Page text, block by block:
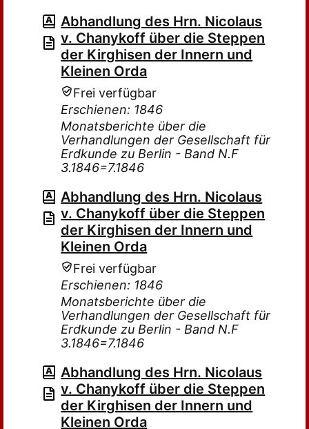
Abhandlung des Hrn. Nicolaus
v. Chanykoff über die Steppen
der Kirghisen der Innern und
Kleinen Orda
Frei verfügbar
Erschienen: 1846
Monatsberichte über die
Verhandlungen der Gesellschaft für
Erdkunde zu Berlin - Band N.F
3.1846=7.1846
Abhandlung des Hrn. Nicolaus
v. Chanykoff über die Steppen
der Kirghisen der Innern und
Kleinen Orda
Frei verfügbar
Erschienen: 1846
Monatsberichte über die
Verhandlungen der Gesellschaft für
Erdkunde zu Berlin - Band N.F
3.1846=7.1846
Abhandlung des Hrn. Nicolaus
v. Chanykoff über die Steppen
der Kirghisen der Innern und
Kleinen Orda